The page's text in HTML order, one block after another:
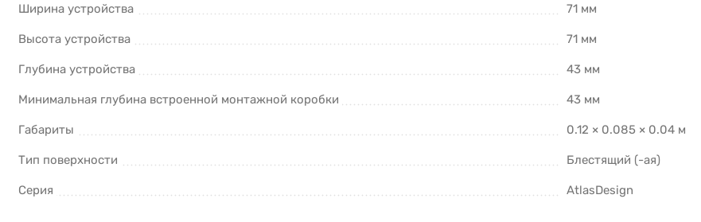
Ширина устройства 71 мм
Высота устройства 71 мм
Глубина устройства 43 мм
Минимальная глубина встроенной монтажной коробки 43 мм
Габариты 0.12 × 0.085 × 0.04 м
Тип поверхности Блестящий (-ая)
Серия AtlasDesign